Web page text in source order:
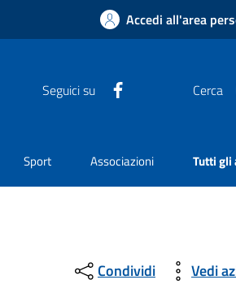
Accedi all'area
Seguici su Cerca
Sport Associazioni Tutti gli
Condividi Vedi